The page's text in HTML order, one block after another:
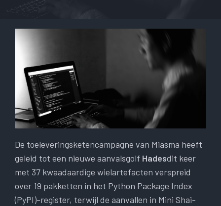
De toeleveringsketencampagne van Miasma heeft
geleid tot een nieuwe aanvalsgolf Hadesdit keer
met 37 kwaadaardige wielartefacten verspreid
over 19 pakketten in het Python Package Index
(PyPI)-register, terwijl de aanvallen in Mini Shai-